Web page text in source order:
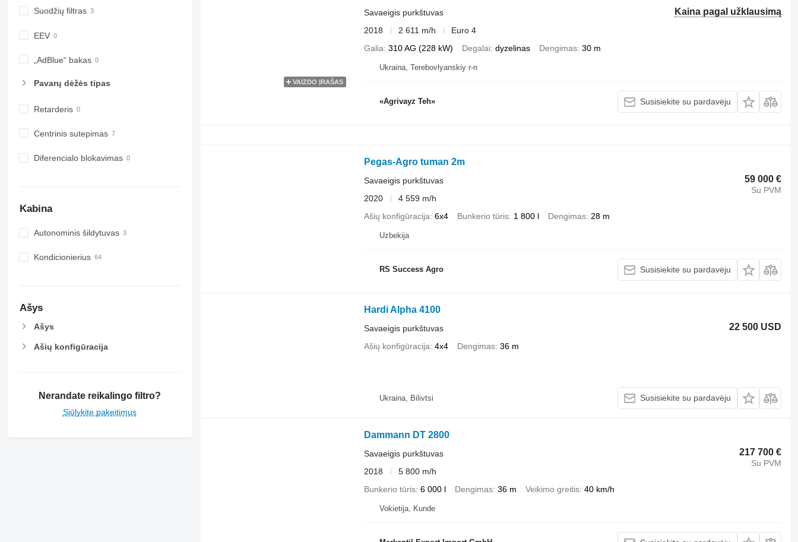
Suodžių filtras
EEV
„AdBlue“ bakas
Pavarų dėžės tipas
Retarderis
Centrinis sutepimas
Diferencialo blokavimas
Kabina
Autonominis šildytuvas
Kondicionierius
Ašys
Ašys
Ašių konfigūracija
Nerandate reikalingo filtro?
Siūlykite pakeitimus
VAIZDO ĮRAŠAS
Kaina pagal užklausimą
Savaeigis purkštuvas
2018
2 611 m/h
Euro 4
Galia 310 AG (228 kW) Degalai dyzelinas Dengimas 30 m
Ukraina, Terebovlyanskiy r-n
«Agrivayz Teh» Susisiekite su pardavėju
Pegas-Agro tuman 2m
59 000 €
Su PVM
Savaeigis purkštuvas
2020
4 559 m/h
Ašių konfigūracija 6x4 Bunkerio tūris 1 800 l Dengimas 28 m
Uzbekija
RS Success Agro Susisiekite su pardavėju
Hardi Alpha 4100
22 500 USD
Savaeigis purkštuvas
Ašių konfigūracija 4x4 Dengimas 36 m
Ukraina, Bilivtsi Susisiekite su pardavėju
Dammann DT 2800
217 700 €
Su PVM
Savaeigis purkštuvas
2018
5 800 m/h
Bunkerio tūris 6 000 l Dengimas 36 m Veikimo greitis 40 km/h
Vokietija, Kunde